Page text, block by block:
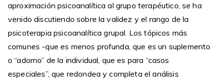
aproximación psicoanalítica al grupo terapéutico, se ha
venido discutiendo sobre la validez y el rango de la
psicoterapia psicoanalítica grupal. Los tópicos más
comunes -que es menos profunda, que es un suplemento
o “adorno” de la individual, que es para “casos
especiales”, que redondea y completa el análisis